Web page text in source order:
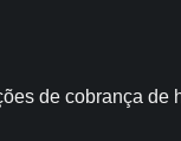
de cobrança